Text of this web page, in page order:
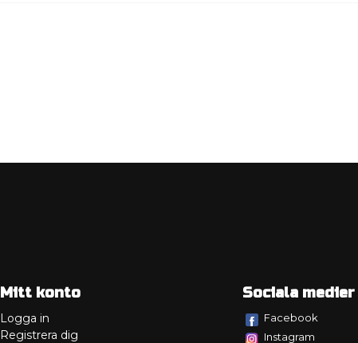
Mitt konto
Logga in
Registrera dig
Sociala medier
Facebook
Instagram